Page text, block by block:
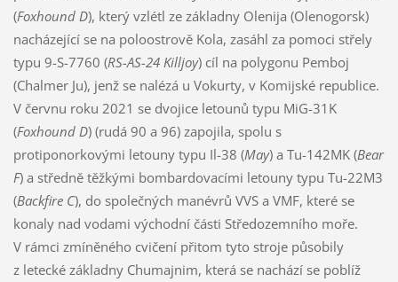
(Foxhound D), který vzlétl ze základny Olenija (Olenogorsk)
nacházející se na poloostrově Kola, zasáhl za pomoci střely
typu 9-S-7760 (RS-AS-24 Killjoy) cíl na polygonu Pemboj
(Chalmer Ju), jenž se nalézá u Vokurty, v Komijské republice.
V červnu roku 2021 se dvojice letounů typu MiG-31K
(Foxhound D) (rudá 90 a 96) zapojila, spolu s
protiponorkovými letouny typu Il-38 (May) a Tu-142MK (Bear
F) a středně těžkými bombardovacími letouny typu Tu-22M3
(Backfire C), do společných manévrů VVS a VMF, které se
konaly nad vodami východní části Středozemního moře.
V rámci zmíněného cvičení přitom tyto stroje působily
z letecké základny Chumajnim, která se nachází se poblíž